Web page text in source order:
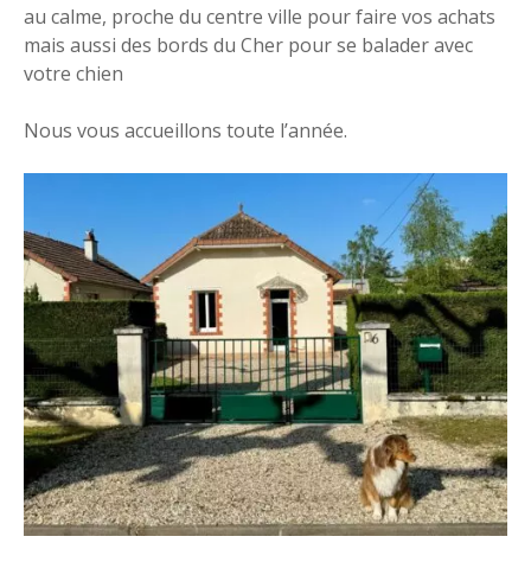
au calme, proche du centre ville pour faire vos achats
mais aussi des bords du Cher pour se balader avec
votre chien
Nous vous accueillons toute l’année.